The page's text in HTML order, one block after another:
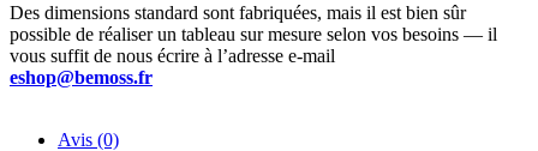
Des dimensions standard sont fabriquées, mais il est bien sûr
possible de réaliser un tableau sur mesure selon vos besoins — il
vous suffit de nous écrire à l’adresse e-mail
eshop@bemoss.fr
Avis (0)